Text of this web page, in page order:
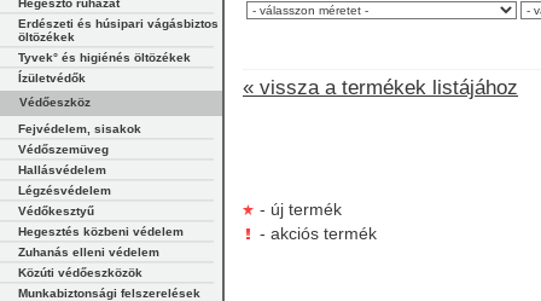
Hegesztő ruházat
Erdészeti és húsipari vágásbiztos
öltözékek
Tyvek° és higiénés öltözékek
Ízületvédők
Védőeszköz
Fejvédelem, sisakok
Védőszemüveg
Hallásvédelem
Légzésvédelem
Védőkesztyű
Hegesztés közbeni védelem
Zuhanás elleni védelem
Közúti védőeszközök
Munkabiztonsági felszerelések
« vissza a termékek listájához
- új termék
- akciós termék